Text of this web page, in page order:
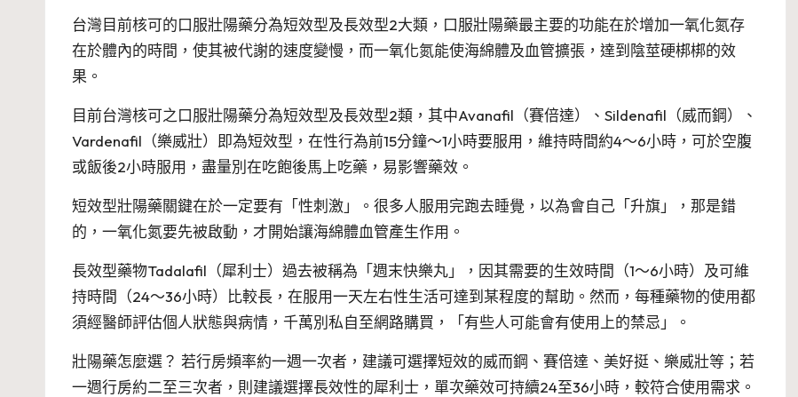
台灣目前核可的口服壯陽藥分為短效型及長效型2大類，口服壯陽藥最主要的功能在於增加一氧化氮存
在於體內的時間，使其被代謝的速度變慢，而一氧化氮能使海綿體及血管擴張，達到陰莖硬梆梆的效
果。
目前台灣核可之口服壯陽藥分為短效型及長效型2類，其中Avanafil（賽倍達）、Sildenafil（威而鋼）、
Vardenafil（樂威壯）即為短效型，在性行為前15分鐘～1小時要服用，維持時間約4～6小時，可於空腹
或飯後2小時服用，盡量別在吃飽後馬上吃藥，易影響藥效。
短效型壯陽藥關鍵在於一定要有「性刺激」。很多人服用完跑去睡覺，以為會自己「升旗」，那是錯
的，一氧化氮要先被啟動，才開始讓海綿體血管產生作用。
長效型藥物Tadalafil（犀利士）過去被稱為「週末快樂丸」，因其需要的生效時間（1～6小時）及可維
持時間（24～36小時）比較長，在服用一天左右性生活可達到某程度的幫助。然而，每種藥物的使用都
須經醫師評估個人狀態與病情，千萬別私自至網路購買，「有些人可能會有使用上的禁忌」。
壯陽藥怎麼選？ 若行房頻率約一週一次者，建議可選擇短效的威而鋼、賽倍達、美好挺、樂威壯等；若
一週行房約二至三次者，則建議選擇長效性的犀利士，單次藥效可持續24至36小時，較符合使用需求。